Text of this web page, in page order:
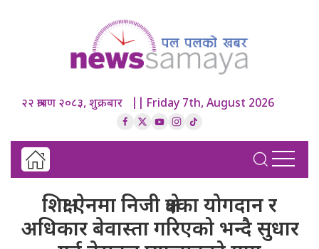
२२ श्रावण २०८३, शुक्रबार || Friday 7th, August 2026
शिक्षा ऐनमा निजी क्षेत्रका योगदान र
अधिकार बेवास्ता गरिएको भन्दै सुधार